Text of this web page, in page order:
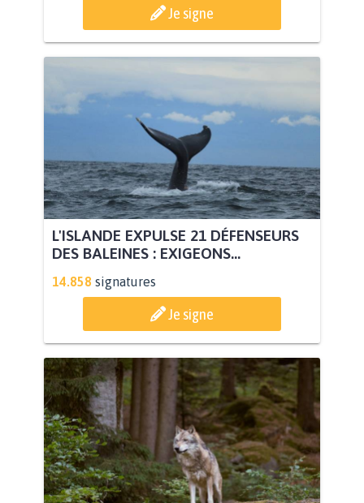
Je signe
L'ISLANDE EXPULSE 21 DÉFENSEURS
DES BALEINES : EXIGEONS...
14.858 signatures
Je signe